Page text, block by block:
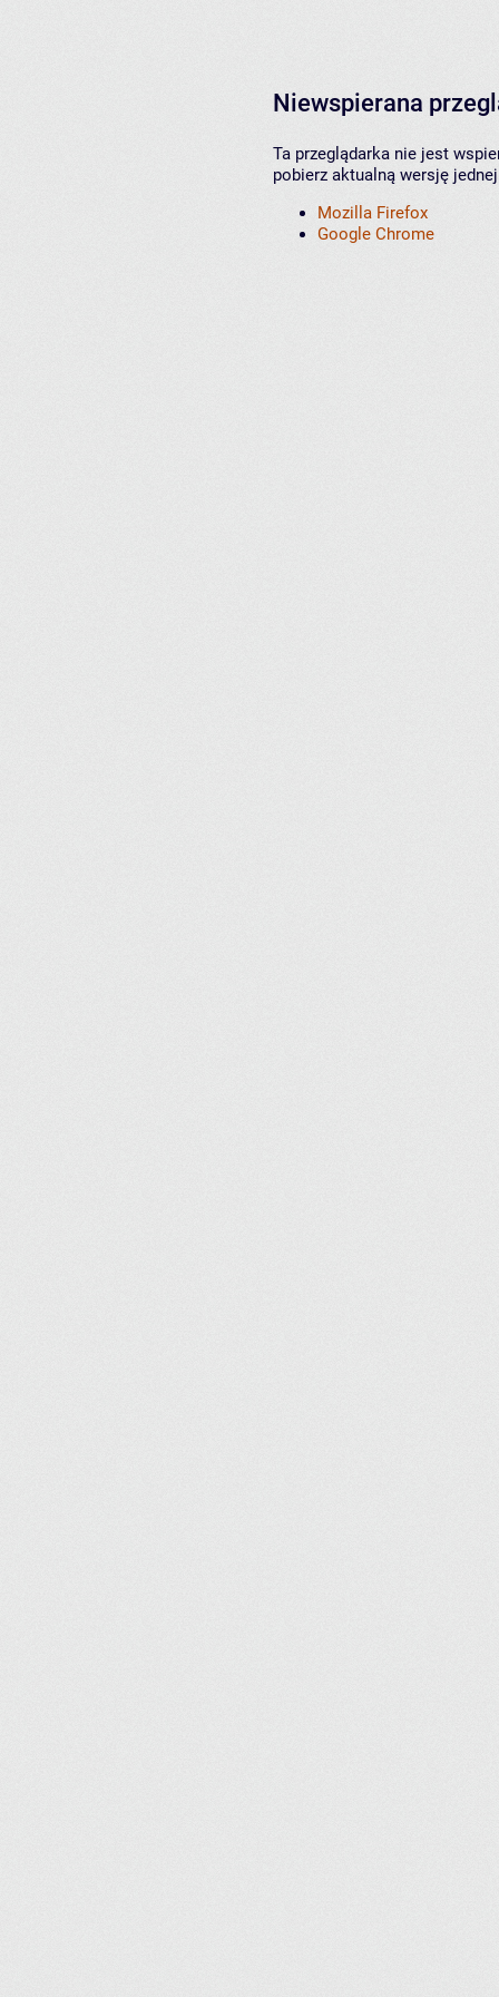
Niewspierana
Ta przeglądarka nie jest
pobierz aktualną wersję
Mozilla Firefox
Google Chrome